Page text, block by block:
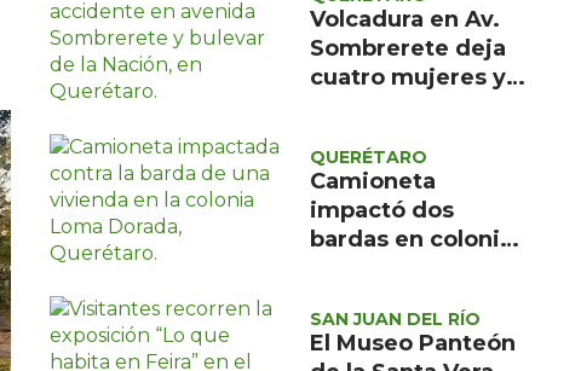
Asuntos Sociales
Volcadura en Av.
Sombrerete deja
cuatro mujeres y
prehospitalaria
QUERÉTARO
Camioneta
impactó dos
bardas en colonia
descartó riesgos
SAN JUAN DEL RÍO
El Museo Panteón